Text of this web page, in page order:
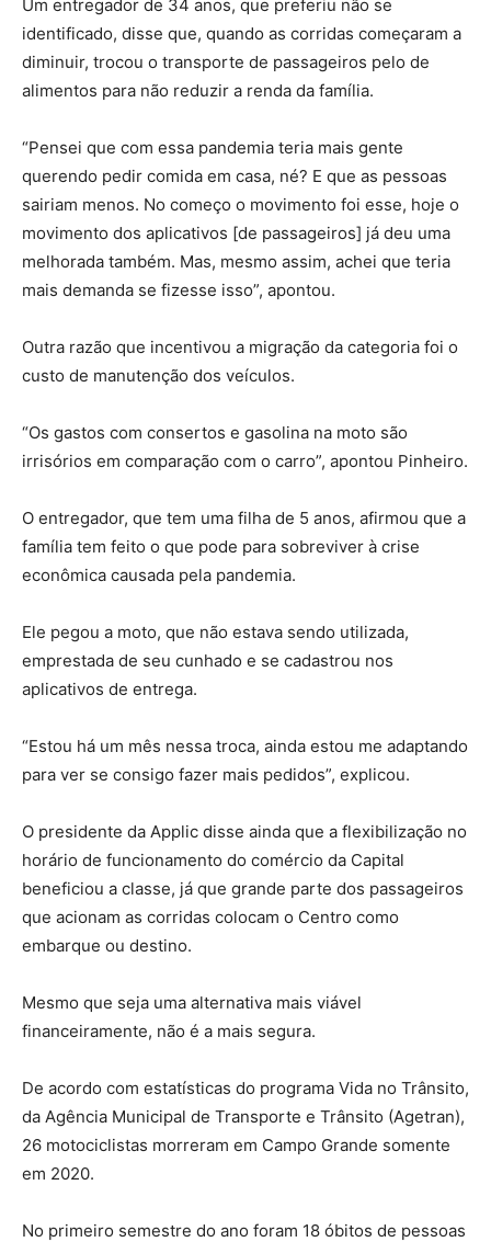
Um entregador de 34 anos, que preferiu não se
identificado, disse que, quando as corridas começaram a
diminuir, trocou o transporte de passageiros pelo de
alimentos para não reduzir a renda da família.
“Pensei que com essa pandemia teria mais gente
querendo pedir comida em casa, né? E que as pessoas
sairiam menos. No começo o movimento foi esse, hoje o
movimento dos aplicativos [de passageiros] já deu uma
melhorada também. Mas, mesmo assim, achei que teria
mais demanda se fizesse isso”, apontou.
Outra razão que incentivou a migração da categoria foi o
custo de manutenção dos veículos.
“Os gastos com consertos e gasolina na moto são
irrisórios em comparação com o carro”, apontou Pinheiro.
O entregador, que tem uma filha de 5 anos, afirmou que a
família tem feito o que pode para sobreviver à crise
econômica causada pela pandemia.
Ele pegou a moto, que não estava sendo utilizada,
emprestada de seu cunhado e se cadastrou nos
aplicativos de entrega.
“Estou há um mês nessa troca, ainda estou me adaptando
para ver se consigo fazer mais pedidos”, explicou.
O presidente da Applic disse ainda que a flexibilização no
horário de funcionamento do comércio da Capital
beneficiou a classe, já que grande parte dos passageiros
que acionam as corridas colocam o Centro como
embarque ou destino.
Mesmo que seja uma alternativa mais viável
financeiramente, não é a mais segura.
De acordo com estatísticas do programa Vida no Trânsito,
da Agência Municipal de Transporte e Trânsito (Agetran),
26 motociclistas morreram em Campo Grande somente
em 2020.
No primeiro semestre do ano foram 18 óbitos de pessoas